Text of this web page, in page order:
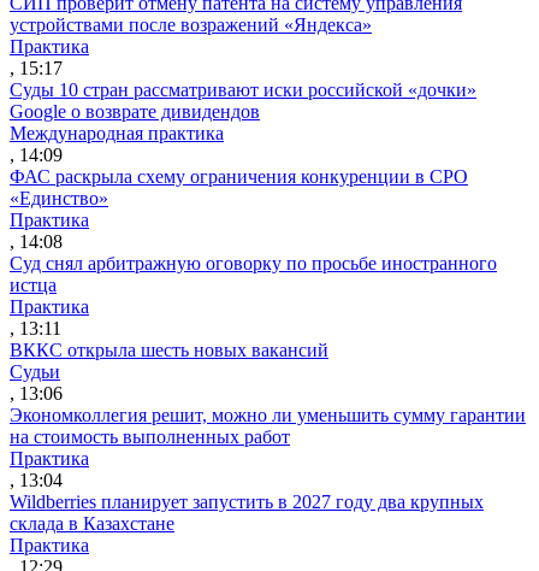
устройствами после возражений «Яндекса»
Практика
, 15:17
Суды 10 стран рассматривают иски российской «дочки»
Google о возврате дивидендов
Международная практика
, 14:09
ФАС раскрыла схему ограничения конкуренции в СРО
«Единство»
Практика
, 14:08
Суд снял арбитражную оговорку по просьбе иностранного
истца
Практика
, 13:11
ВККС открыла шесть новых вакансий
Судьи
, 13:06
Экономколлегия решит, можно ли уменьшить сумму гарантии
на стоимость выполненных работ
Практика
, 13:04
Wildberries планирует запустить в 2027 году два крупных
склада в Казахстане
Практика
, 12:29